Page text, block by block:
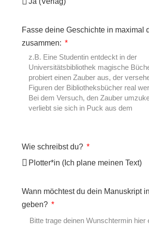
Fasse deine Geschichte in maximal
zusammen:
Wie schreibst du?
Wann möchtest du dein Manuskript
geben?